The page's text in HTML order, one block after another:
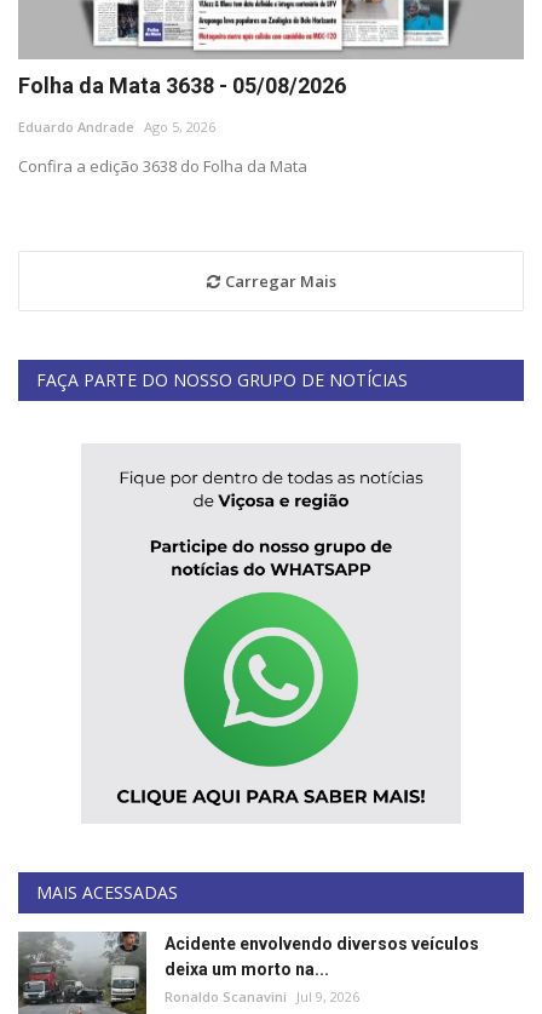
Folha da Mata 3638 - 05/08/2026
Eduardo Andrade Ago 5, 2026
Confira a edição 3638 do Folha da Mata
Carregar Mais
FAÇA PARTE DO NOSSO GRUPO DE NOTÍCIAS
MAIS ACESSADAS
Acidente envolvendo diversos veículos
deixa um morto na...
Ronaldo Scanavini Jul 9, 2026